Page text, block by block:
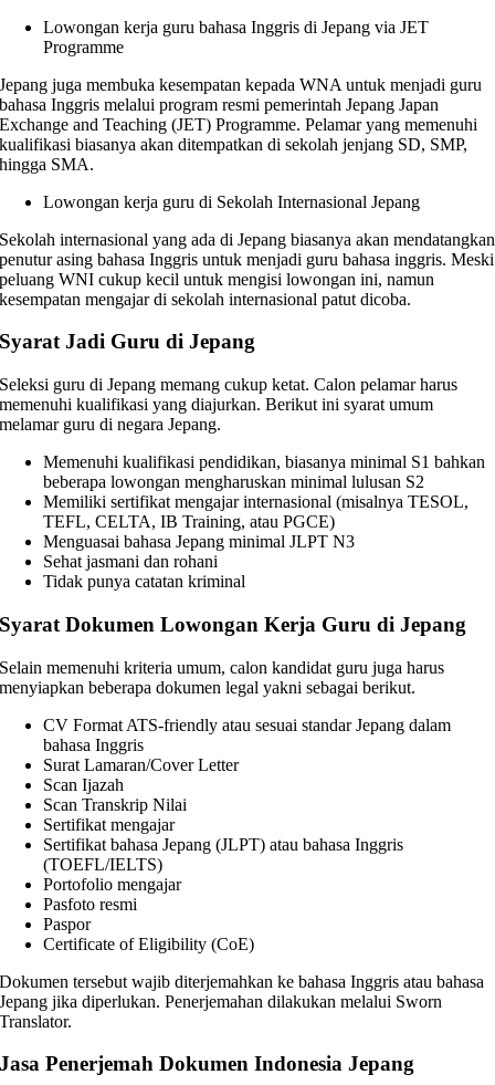
Lowongan kerja guru bahasa Inggris di Jepang via JET
Programme
Jepang juga membuka kesempatan kepada WNA untuk menjadi guru
bahasa Inggris melalui program resmi pemerintah Jepang Japan
Exchange and Teaching (JET) Programme. Pelamar yang memenuhi
kualifikasi biasanya akan ditempatkan di sekolah jenjang SD, SMP,
hingga SMA.
Lowongan kerja guru di Sekolah Internasional Jepang
Sekolah internasional yang ada di Jepang biasanya akan mendatangkan
penutur asing bahasa Inggris untuk menjadi guru bahasa inggris. Meski
peluang WNI cukup kecil untuk mengisi lowongan ini, namun
kesempatan mengajar di sekolah internasional patut dicoba.
Syarat Jadi Guru di Jepang
Seleksi guru di Jepang memang cukup ketat. Calon pelamar harus
memenuhi kualifikasi yang diajurkan. Berikut ini syarat umum
melamar guru di negara Jepang.
Memenuhi kualifikasi pendidikan, biasanya minimal S1 bahkan
beberapa lowongan mengharuskan minimal lulusan S2
Memiliki sertifikat mengajar internasional (misalnya TESOL,
TEFL, CELTA, IB Training, atau PGCE)
Menguasai bahasa Jepang minimal JLPT N3
Sehat jasmani dan rohani
Tidak punya catatan kriminal
Syarat Dokumen Lowongan Kerja Guru di Jepang
Selain memenuhi kriteria umum, calon kandidat guru juga harus
menyiapkan beberapa dokumen legal yakni sebagai berikut.
CV Format ATS-friendly atau sesuai standar Jepang dalam
bahasa Inggris
Surat Lamaran/Cover Letter
Scan Ijazah
Scan Transkrip Nilai
Sertifikat mengajar
Sertifikat bahasa Jepang (JLPT) atau bahasa Inggris
(TOEFL/IELTS)
Portofolio mengajar
Pasfoto resmi
Paspor
Certificate of Eligibility (CoE)
Dokumen tersebut wajib diterjemahkan ke bahasa Inggris atau bahasa
Jepang jika diperlukan. Penerjemahan dilakukan melalui Sworn
Translator.
Jasa Penerjemah Dokumen Indonesia Jepang